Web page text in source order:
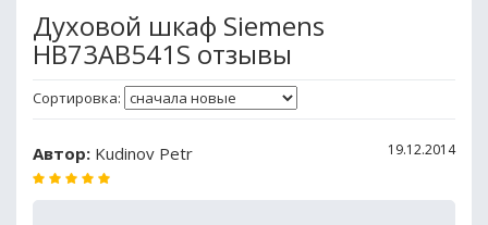
Духовой шкаф Siemens
HB73AB541S отзывы
Сортировка:
Автор: Kudinov Petr 19.12.2014